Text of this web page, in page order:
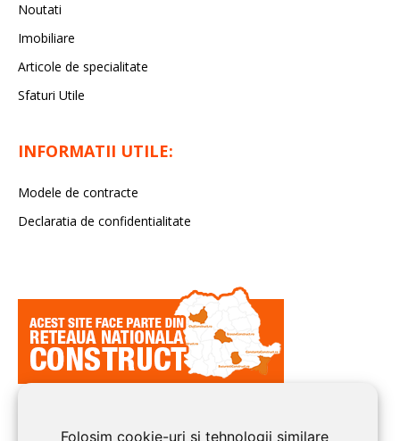
Folosim cookie-uri și tehnologii similare
Noutati
Imobiliare
Articole de specialitate
Sfaturi Utile
INFORMATII UTILE:
Modele de contracte
Declaratia de confidentialitate